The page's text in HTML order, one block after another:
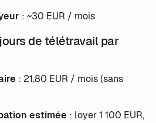
: ~30 EUR / mois
de télétravail par
: 21,80 EUR / mois (sans
estimée : loyer 1 100 EUR,